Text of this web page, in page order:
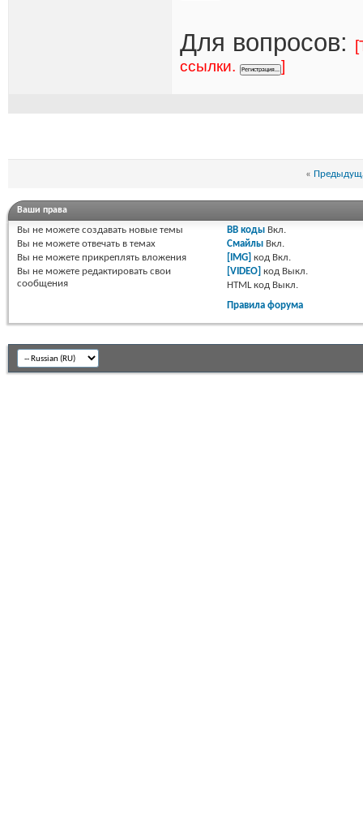
Для вопросов:
ссылки.
]
«
Ваши права
Вы не можете создавать новые темы
Вы не можете отвечать в темах
Вы не можете прикреплять вложения
Вы не можете редактировать свои
сообщения
BB коды Вкл.
Смайлы Вкл.
[IMG] код Вкл.
[VIDEO] код Выкл.
HTML код Выкл.
Правила форума